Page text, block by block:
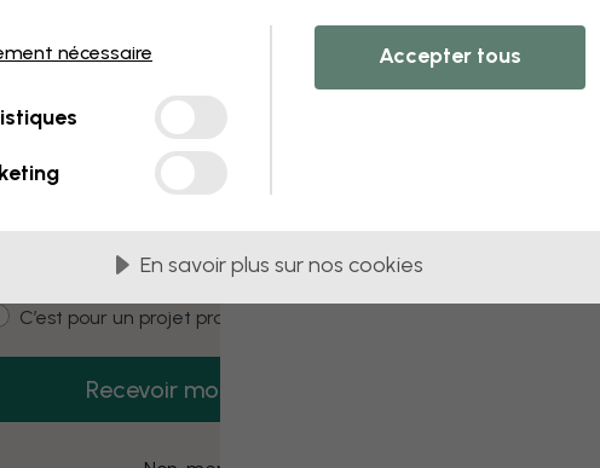
3 échantillons offerts
Recevez 3 échantillons gratuits dès
aujourd’hui.
type
C’est pour un projet pro
Recevoir mon code
nécessaire Accepter tous
En savoir plus sur nos cookies